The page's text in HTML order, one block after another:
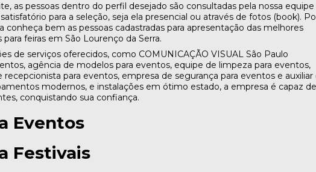
as pessoas dentro do perfil desejado são consultadas pela nossa equipe
para a seleção, seja ela presencial ou através de fotos (book).
conheça bem as pessoas cadastradas para apresentação das melhores
feiras em São Lourenço da Serra.
de serviços oferecidos, como COMUNICAÇÃO VISUAL São Paulo
agência de modelos para eventos, equipe de limpeza para eventos,
para eventos, empresa de segurança para eventos e auxiliar
modernos, e instalações em ótimo estado, a empresa é capaz de
conquistando sua confiança.
Eventos
Festivais